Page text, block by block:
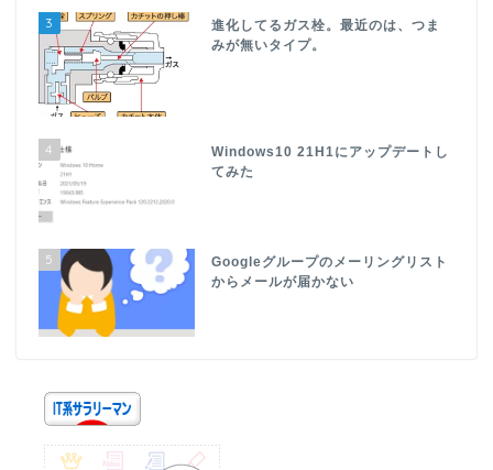
3
進化してるガス栓。最近のは、つま
みが無いタイプ。
4
Windows10 21H1にアップデートし
てみた
5
Googleグループのメーリングリスト
からメールが届かない